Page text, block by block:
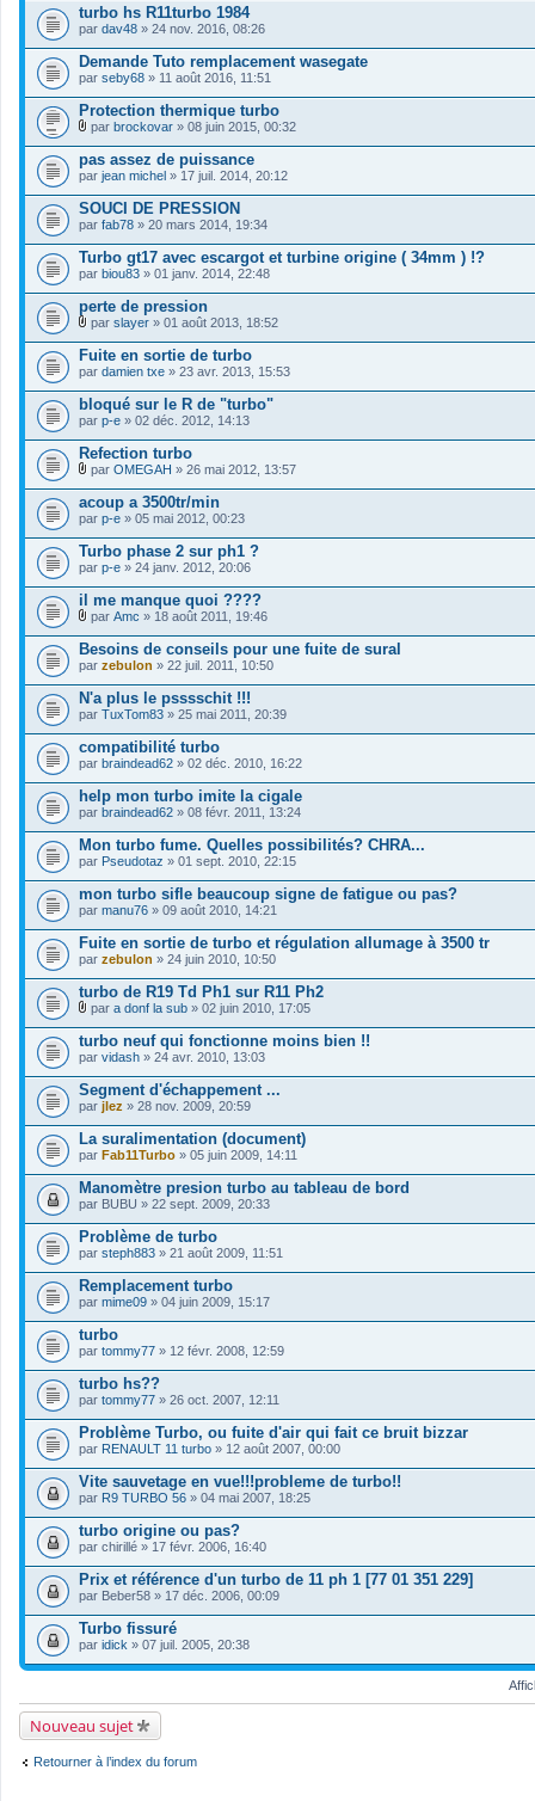
turbo hs R11turbo 1984
par dav48 » 24 nov. 2016, 08:26
Demande Tuto remplacement wasegate
par seby68 » 11 août 2016, 11:51
Protection thermique turbo
F
c
h
i
e
r
s
)
j
o
i
n
t
(
s
par brockovar » 08 juin 2015, 00:32
pas assez de puissance
par jean michel » 17 juil. 2014, 20:12
SOUCI DE PRESSION
par fab78 » 20 mars 2014, 19:34
Turbo gt17 avec escargot et turbine origine ( 34mm ) !?
par biou83 » 01 janv. 2014, 22:48
perte de pression
F
i
c
h
i
e
r
s
)
o
i
n
t
(
s
par slayer » 01 août 2013, 18:52
Fuite en sortie de turbo
par damien txe » 23 avr. 2013, 15:53
bloqué sur le R de "turbo"
par p-e » 02 déc. 2012, 14:13
Refection turbo
F
i
c
h
i
e
r
s
o
i
n
t
(
s
par OMEGAH » 26 mai 2012, 13:57
acoup a 3500tr/min
par p-e » 05 mai 2012, 00:23
Turbo phase 2 sur ph1 ?
par p-e » 24 janv. 2012, 20:06
il me manque quoi ????
F
i
c
h
i
e
r
s
)
j
o
i
n
t
(
s
par Amc » 18 août 2011, 19:46
Besoins de conseils pour une fuite de sural
par zebulon » 22 juil. 2011, 10:50
N'a plus le psssschit !!!
par TuxTom83 » 25 mai 2011, 20:39
compatibilité turbo
par braindead62 » 02 déc. 2010, 16:22
help mon turbo imite la cigale
par braindead62 » 08 févr. 2011, 13:24
Mon turbo fume. Quelles possibilités? CHRA...
par Pseudotaz » 01 sept. 2010, 22:15
mon turbo sifle beaucoup signe de fatigue ou pas?
par manu76 » 09 août 2010, 14:21
Fuite en sortie de turbo et régulation allumage à 3500 tr
par zebulon » 24 juin 2010, 10:50
turbo de R19 Td Ph1 sur R11 Ph2
F
c
h
i
e
r
s
)
j
o
i
n
t
(
s
par a donf la sub » 02 juin 2010, 17:05
turbo neuf qui fonctionne moins bien !!
par vidash » 24 avr. 2010, 13:03
Segment d'échappement ...
par jlez » 28 nov. 2009, 20:59
La suralimentation (document)
par Fab11Turbo » 05 juin 2009, 14:11
Manomètre presion turbo au tableau de bord
par BUBU » 22 sept. 2009, 20:33
Problème de turbo
par steph883 » 21 août 2009, 11:51
Remplacement turbo
par mime09 » 04 juin 2009, 15:17
turbo
par tommy77 » 12 févr. 2008, 12:59
turbo hs??
par tommy77 » 26 oct. 2007, 12:11
Problème Turbo, ou fuite d'air qui fait ce bruit bizzar
par RENAULT 11 turbo » 12 août 2007, 00:00
Vite sauvetage en vue!!!probleme de turbo!!
par R9 TURBO 56 » 04 mai 2007, 18:25
turbo origine ou pas?
par chirillé » 17 févr. 2006, 16:40
Prix et référence d'un turbo de 11 ph 1 [77 01 351 229]
par Beber58 » 17 déc. 2006, 00:09
Turbo fissuré
par idick » 07 juil. 2005, 20:38
Nouveau sujet
Retourner à l’index du forum